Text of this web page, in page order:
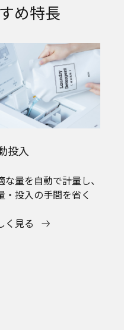
め特長
投入
な量を自動で計量し、
・投入の手間を省く
く見る